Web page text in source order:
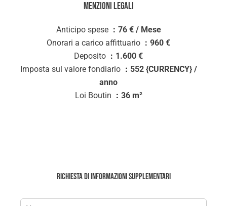
Menzioni legali
Anticipo spese
76 € / Mese
Onorari a carico affittuario
960 €
Deposito
1.600 €
Imposta sul valore fondiario
552 {CURRENCY} /
anno
Loi Boutin
36 m²
Richiesta di informazioni supplementari